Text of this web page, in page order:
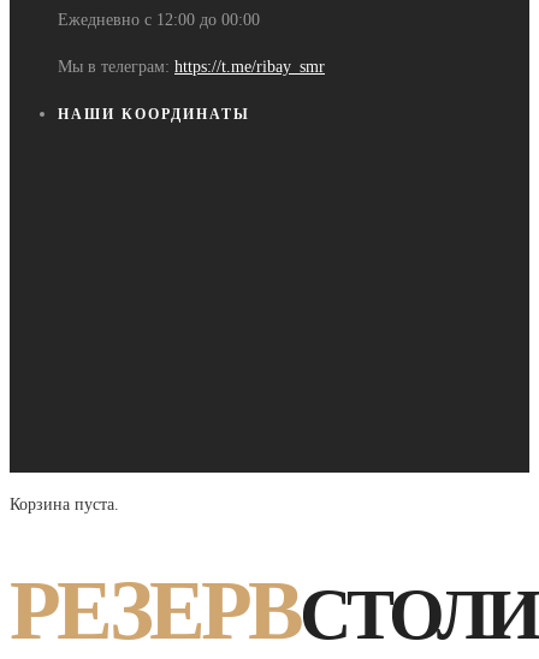
Ежедневно с 12:00 до 00:00
Мы в телеграм: https://t.me/ribay_smr
НАШИ КООРДИНАТЫ
Корзина пуста.
РЕЗЕРВ